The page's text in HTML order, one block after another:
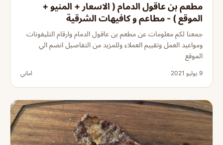
مطعم بن عاقول الدمام ( الاسعار + المنيو +
الموقع ) - مطاعم و كافيهات الشرقية
جمعنا لكم معلومات عن مطعم بن عاقول الدمام وارقام التليفونات
ومواعيد العمل وتقييم العملاء وللمزيد من التفاصيل انضم الي
الموقع
9 يوليو 2021 اماني